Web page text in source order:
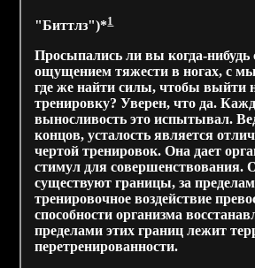
"Биттлз")*1
Просыпались ли вы когда-нибудь
ощущением тяжести в ногах, с
где же найти силы, чтобы выйти
тренировку? Уверен, что да.
выносливость это испытывал.
концов, усталость является
чертой тренировок. Она дает
стимул для совершенствования.
существуют границы, за
тренировочное воздействие
способности организма
пределами этих границ лежит
перетренированности.